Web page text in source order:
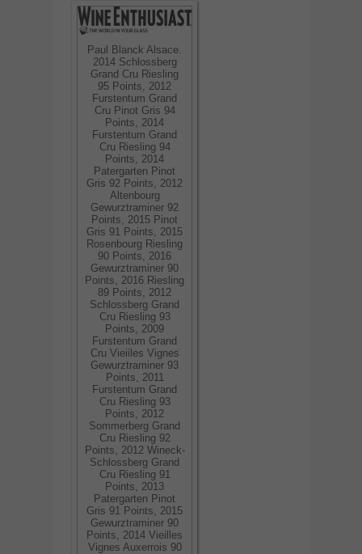
Paul Blanck Alsace.
2014 Schlossberg
Grand Cru Riesling
95 Points, 2012
Furstentum Grand
Cru Pinot Gris 94
Points, 2014
Furstentum Grand
Cru Riesling 94
Points, 2014
Patergarten Pinot
Gris 92 Points, 2012
Altenbourg
Gewurztraminer 92
Points, 2015 Pinot
Gris 91 Points, 2015
Rosenbourg Riesling
90 Points, 2016
Gewurztraminer 90
Points, 2016 Riesling
89 Points, 2012
Schlossberg Grand
Cru Riesling 93
Points, 2009
Furstentum Grand
Cru Vieiiles Vignes
Gewurztraminer 93
Points, 2011
Furstentum Grand
Cru Riesling 93
Points, 2012
Sommerberg Grand
Cru Riesling 92
Points, 2012 Wineck-
Schlossberg Grand
Cru Riesling 91
Points, 2013
Patergarten Pinot
Gris 91 Points, 2015
Gewurztraminer 90
Points, 2014 Vieilles
Vignes Auxerrois 90